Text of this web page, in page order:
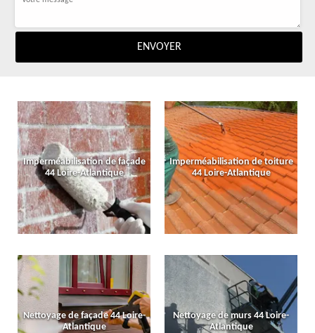
Imperméabilisation de façade
44 Loire-Atlantique
Imperméabilisation de toiture
44 Loire-Atlantique
Nettoyage de façade 44 Loire-
Atlantique
Nettoyage de murs 44 Loire-
Atlantique